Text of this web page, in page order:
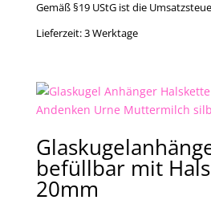
Gemäß §19 UStG ist die
Lieferzeit:3 Werktage
befüllbar mit
20mm